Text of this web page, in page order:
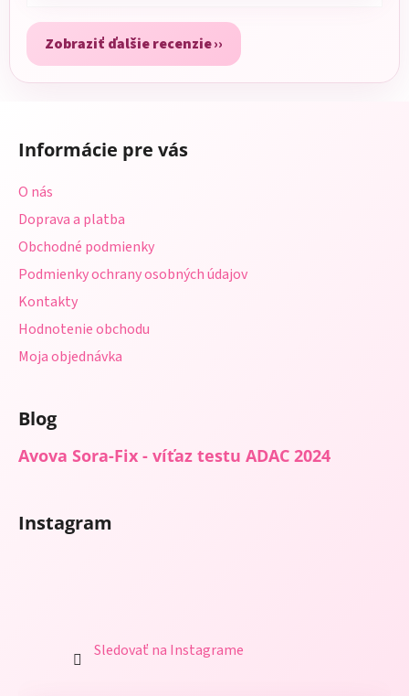
Zobraziť ďalšie recenzie
Informácie pre vás
O nás
Doprava a platba
Obchodné podmienky
Podmienky ochrany osobných údajov
Kontakty
Hodnotenie obchodu
Moja objednávka
Blog
Avova Sora-Fix - víťaz testu ADAC 2024
Instagram
Sledovať na Instagrame